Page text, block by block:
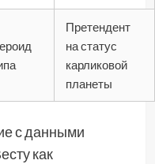
Претендент
на статус
карликовой
планеты
с данными
как